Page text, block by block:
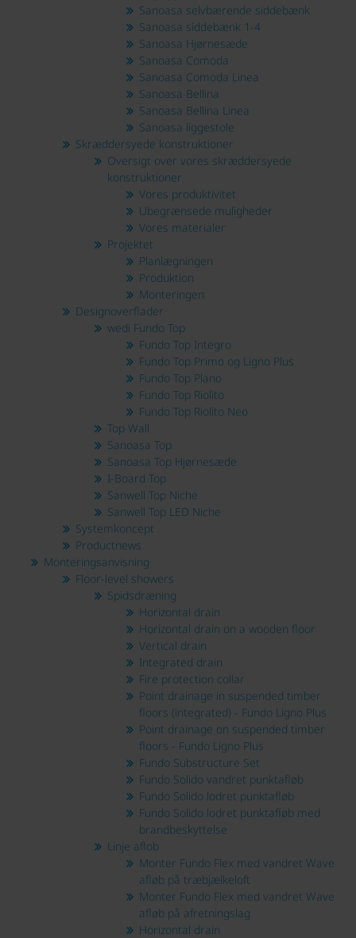
Sanoasa selvbærende siddebænk
Sanoasa siddebænk 1-4
Sanoasa Hjørnesæde
Sanoasa Comoda
Sanoasa Comoda Linea
Sanoasa Bellina
Sanoasa Bellina Linea
Sanoasa liggestole
Skræddersyede konstruktioner
Oversigt over vores skræddersyede
konstruktioner
Vores produktivitet
Ubegrænsede muligheder
Vores materialer
Projektet
Planlægningen
Produktion
Monteringen
Designoverflader
wedi Fundo Top
Fundo Top Integro
Fundo Top Primo og Ligno Plus
Fundo Top Plano
Fundo Top Riolito
Fundo Top Riolito Neo
Top Wall
Sanoasa Top
Sanoasa Top Hjørnesæde
I-Board Top
Sanwell Top Niche
Sanwell Top LED Niche
Systemkoncept
Productnews
Monteringsanvisning
Floor-level showers
Spidsdræning
Horizontal drain
Horizontal drain on a wooden floor
Vertical drain
Integrated drain
Fire protection collar
Point drainage in suspended timber
floors (integrated) - Fundo Ligno Plus
Point drainage on suspended timber
floors - Fundo Ligno Plus
Fundo Substructure Set
Fundo Solido vandret punktafløb
Fundo Solido lodret punktafløb
Fundo Solido lodret punktafløb med
brandbeskyttelse
Linje aflob
Monter Fundo Flex med vandret Wave
afløb på træbjælkeloft
Monter Fundo Flex med vandret Wave
afløb på afretningslag
Horizontal drain